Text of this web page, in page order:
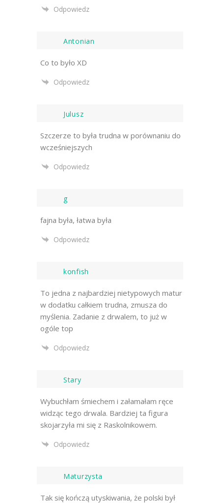
Odpowiedz
Antonian
Co to było XD
Odpowiedz
Julusz
Szczerze to była trudna w porównaniu do
wcześniejszych
Odpowiedz
g
fajna była, łatwa była
Odpowiedz
konfish
To jedna z najbardziej nietypowych matur
w dodatku całkiem trudna, zmusza do
myślenia. Zadanie z drwalem, to już w
ogóle top
Odpowiedz
Stary
Wybuchłam śmiechem i załamałam ręce
widząc tego drwala. Bardziej ta figura
skojarzyła mi się z Raskolnikowem.
Odpowiedz
Maturzysta
Tak się kończą utyskiwania, że polski był